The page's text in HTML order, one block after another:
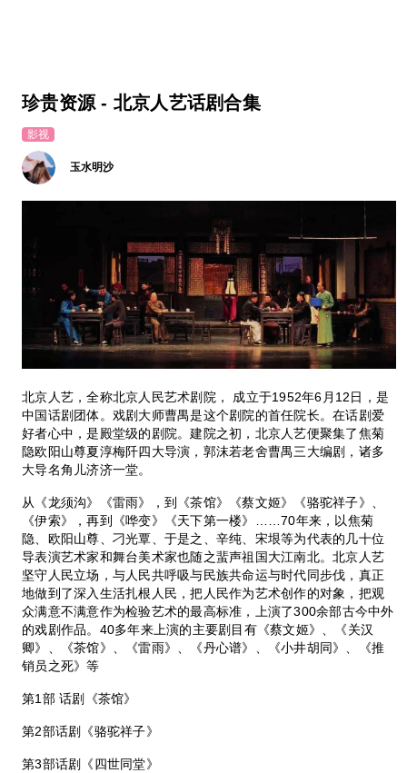
珍贵资源 - 北京人艺话剧合集
影视
玉水明沙
北京人艺，全称北京人民艺术剧院， 成立于1952年6月12日，是
中国话剧团体。戏剧大师曹禺是这个剧院的首任院长。在话剧爱
好者心中，是殿堂级的剧院。建院之初，北京人艺便聚集了焦菊
隐欧阳山尊夏淳梅阡四大导演，郭沫若老舍曹禺三大编剧，诸多
大导名角儿济济一堂。
从《龙须沟》《雷雨》，到《茶馆》《蔡文姬》《骆驼祥子》、
《伊索》，再到《哗变》《天下第一楼》……70年来，以焦菊
隐、欧阳山尊、刁光覃、于是之、辛纯、宋垠等为代表的几十位
导表演艺术家和舞台美术家也随之蜚声祖国大江南北。北京人艺
坚守人民立场，与人民共呼吸与民族共命运与时代同步伐，真正
地做到了深入生活扎根人民，把人民作为艺术创作的对象，把观
众满意不满意作为检验艺术的最高标准，上演了300余部古今中外
的戏剧作品。40多年来上演的主要剧目有《蔡文姬》、《关汉
卿》、《茶馆》、《雷雨》、《丹心谱》、《小井胡同》、《推
销员之死》等
第1部 话剧《茶馆》
第2部话剧《骆驼祥子》
第3部话剧《四世同堂》